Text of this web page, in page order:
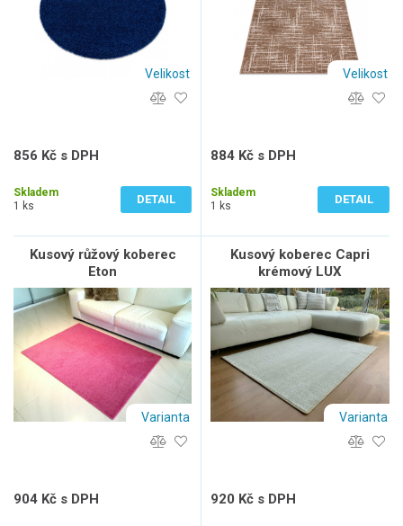
Velikost
856 Kč s DPH
Skladem
1 ks
DETAIL
Velikost
884 Kč s DPH
Skladem
1 ks
DETAIL
Kusový růžový koberec
Eton
Varianta
904 Kč s DPH
Kusový koberec Capri
krémový LUX
Varianta
920 Kč s DPH